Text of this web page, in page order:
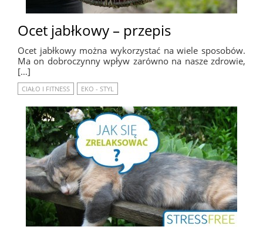
Ocet jabłkowy – przepis
Ocet jabłkowy można wykorzystać na wiele sposobów.
Ma on dobroczynny wpływ zarówno na nasze zdrowie,
[…]
CIAŁO I FITNESS EKO - STYL